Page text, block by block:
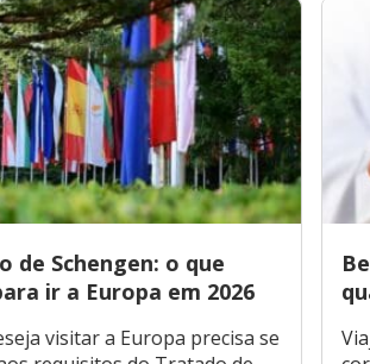
de Schengen: o que
ir a Europa em 2026
visitar a Europa precisa se